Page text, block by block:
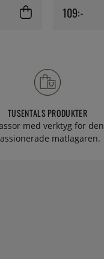
109:-
TUSENTALS PRODUKTER
med verktyg för den
matlagaren.